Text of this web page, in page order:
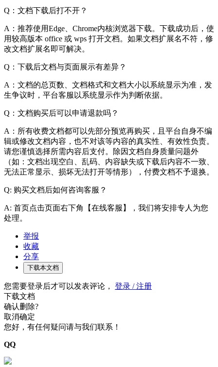
Q：文档下载后打不开？
A：推荐使用Edge、Chrome内核浏览器下载。下载成功后，使
用较高版本 office 或 wps 打开文档。如果文档扩展名不符，修
改文档扩展名即可解决。
Q：下载后文档与页面展示有差异？
A：文档的总页数、文档格式和文档大小以系統显示为准，发
生争议时，平台客服以系统显示作为判断依据。
Q：文档购买后可以申请退款吗？
A：所有收费文档都可以先部分预览再购买，且平台自身不编
辑或修改文档内容，也不对该等内容的真实性、有效性负责。
请您谨慎选择所需内容后支付。除因文档自身质量问题外
（如：文档出现空白、乱码、内容缺失或下载后内容不一致、
无法正常显示、损坏无法打开等情形），付费文档不予退换。
Q: 购买文档后如何咨询客服？
A: 首页点击页面右下角【在线客服】，我们将安排专人为您
处理。
举报
收藏
分享
下载本文档
您需要登录后才可以发表评论， 登录 / 注册
下载文档
确认删除?
取消确定
您好，有任何疑问请与我们联系！
QQ